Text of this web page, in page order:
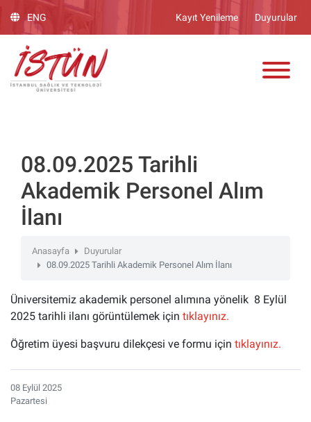
dikkat:
web
sitesinde,
erişilebilirliği
BiClick"
sistemi
bulunur.
ENG Kayıt Yenileme Duyurular
08.09.2025 Tarihli
Akademik Personel Alım
İlanı
Anasayfa
Duyurular
08.09.2025 Tarihli Akademik Personel Alım İlanı
Üniversitemiz akademik personel alımına yönelik 8 Eylül
2025 tarihli ilanı görüntülemek için tıklayınız.
Öğretim üyesi başvuru dilekçesi ve formu için tıklayınız.
08 Eylül 2025
Pazartesi